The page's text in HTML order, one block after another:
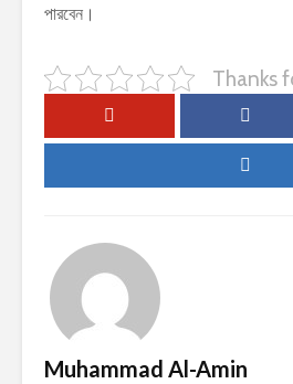
পারবেন।
Thanks
Muhammad Al-Amin